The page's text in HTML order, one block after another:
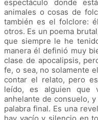
espectáculo donde
animales o cosas de
también es el folclore:
otros. Es un poema
que siempre le he
manera él definió muy
clase de apocalipsis,
fe, o sea, no solamente
contar el relato, pero
leído, es alguien que
anhelante de consuelo,
palabra final. Es una